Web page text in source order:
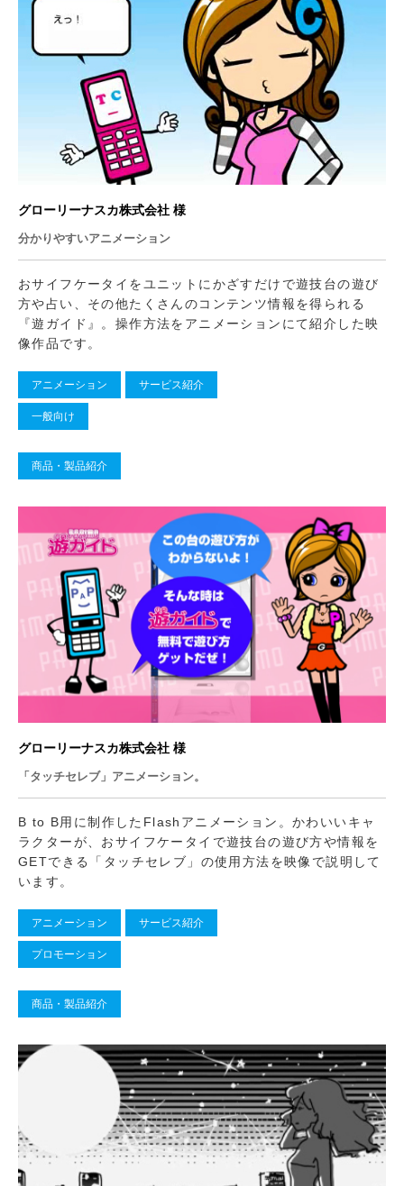
グローリーナスカ株式会社 様
分かりやすいアニメーション
おサイフケータイをユニットにかざすだけで遊技台の遊び
方や占い、その他たくさんのコンテンツ情報を得られる
『遊ガイド』。操作方法をアニメーションにて紹介した映
像作品です。
アニメーション サービス紹介
一般向け
商品・製品紹介
グローリーナスカ株式会社 様
「タッチセレブ」アニメーション。
B to B用に制作したFlashアニメーション。かわいいキャ
ラクターが、おサイフケータイで遊技台の遊び方や情報を
GETできる「タッチセレブ」の使用方法を映像で説明して
います。
アニメーション サービス紹介
プロモーション
商品・製品紹介